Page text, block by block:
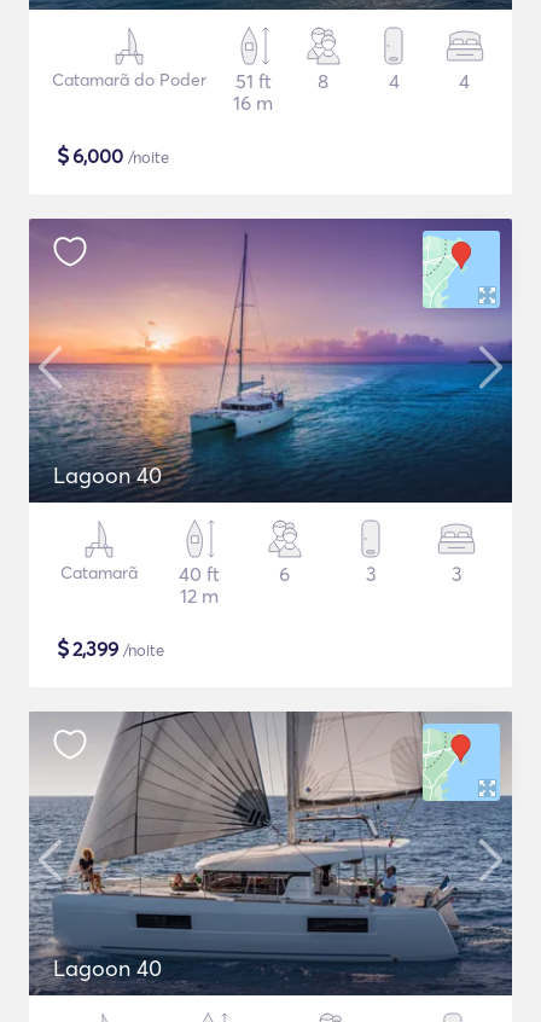
Catamarã do Poder
51 ft
16 m
8 4 4
$6,000 /noite
Lagoon 40
Catamarã
40 ft
12 m
6 3 3
$2,399 /noite
Lagoon 40